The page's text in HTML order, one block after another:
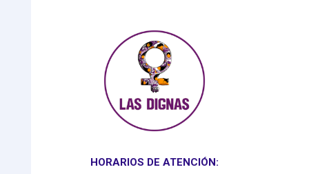
HORARIOS DE ATENCIÓN: